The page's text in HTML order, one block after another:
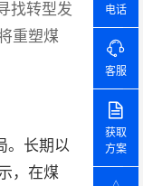
找转型发
重塑煤
。长期以
，在煤
电话
售后
客服
获取
方案